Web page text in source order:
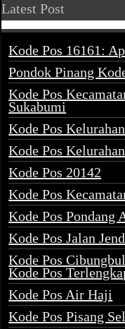
Latest Post
Kode Pos 16161:
Pondok Pinang
Kode Pos
Sukabumi
Kode Pos
Kode Pos
Kode Pos 20142
Kode Pos
Kode Pos Pondang
Kode Pos Jalan
Kode Pos
Kode Pos
Kode Pos Air Haji
Kode Pos Pisang